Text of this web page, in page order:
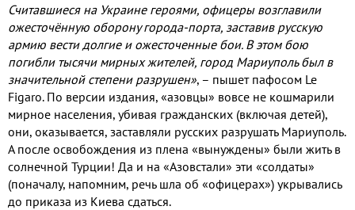
Считавшиеся на Украине героями, офицеры возглавили
ожесточённую оборону города-порта, заставив русскую
армию вести долгие и ожесточенные бои. В этом бою
погибли тысячи мирных жителей, город Мариуполь был в
значительной степени разрушен», – пышет пафосом Le
Figaro. По версии издания, «азовцы» вовсе не кошмарили
мирное населения, убивая гражданских (включая детей),
они, оказывается, заставляли русских разрушать Мариуполь.
А после освобождения из плена «вынуждены» были жить в
солнечной Турции! Да и на «Азовстали» эти «солдаты»
(поначалу, напомним, речь шла об «офицерах») укрывались
до приказа из Киева сдаться.